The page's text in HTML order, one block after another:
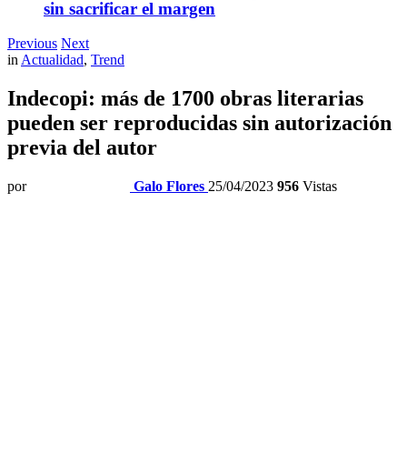
sin sacrificar el margen
Previous Next
inActualidad, Trend
Indecopi: más de 1700 obras literarias
pueden ser reproducidas sin autorización
previa del autor
por Galo Flores 25/04/2023 956 Vistas